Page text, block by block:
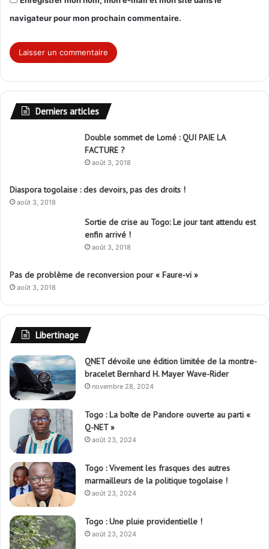
navigateur pour mon prochain commentaire.
Derniers articles
Double sommet de Lomé : QUI PAIE LA
FACTURE ?
août 3, 2018
Diaspora togolaise : des devoirs, pas des droits !
août 3, 2018
Sortie de crise au Togo: Le jour tant attendu est
enfin arrivé !
août 3, 2018
Pas de problème de reconversion pour « Faure-vi »
août 3, 2018
Libertinage
QNET dévoile une édition limitée de la montre-
bracelet Bernhard H. Mayer Wave-Rider
novembre 28, 2024
Togo : La boîte de Pandore ouverte au parti «
Q-NET »
août 23, 2024
Togo : Vivement les frasques des autres
marmailleurs de la politique togolaise !
août 23, 2024
Togo : Une pluie providentielle !
août 23, 2024